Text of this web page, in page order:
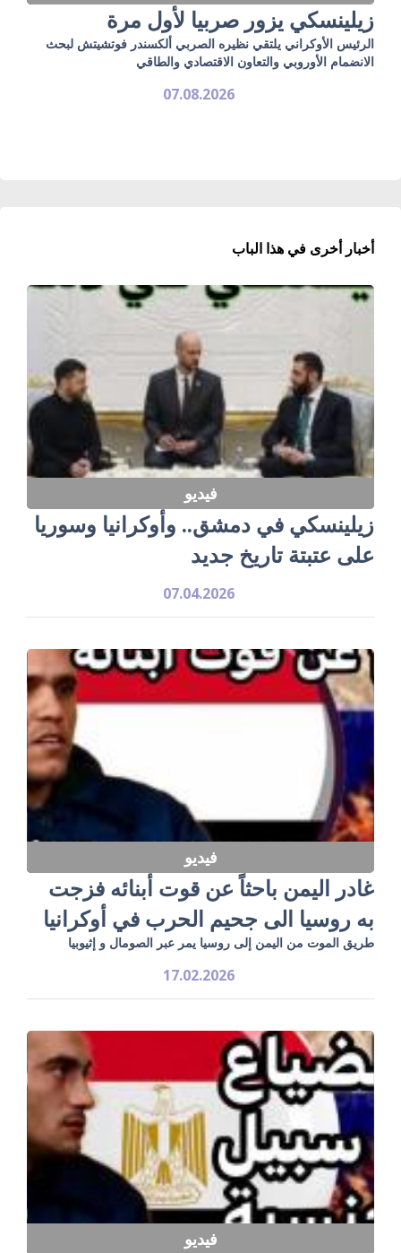
زيلينسكي يزور صربيا لأول مرة
الرئيس الأوكراني يلتقي نظيره الصربي ألكسندر فوتشيتش لبحث
الانضمام الأوروبي والتعاون الاقتصادي والطاقي
07.08.2026
أخبار أخرى في هذا الباب
فيديو
زيلينسكي في دمشق.. وأوكرانيا وسوريا
على عتبتة تاريخ جديد
07.04.2026
فيديو
غادر اليمن باحثاً عن قوت أبنائه فزجت
به روسيا الى جحيم الحرب في أوكرانيا
طريق الموت من اليمن إلى روسيا يمر عبر الصومال و إثيوبيا
17.02.2026
فيديو